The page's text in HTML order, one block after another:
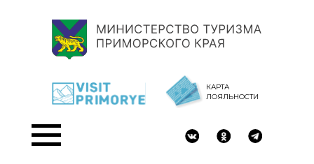
КАРТА
ЛОЯЛЬНОСТИ